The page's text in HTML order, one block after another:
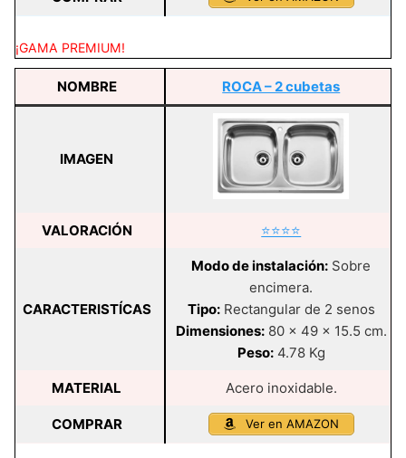
¡GAMA PREMIUM!
NOMBRE ROCA – 2 cubetas
IMAGEN
VALORACIÓN ⭐⭐⭐⭐
CARACTERISTÍCAS
Modo de instalación: Sobre
encimera.
Tipo:Rectangular de 2 senos
Dimensiones:80 x 49 x 15.5 cm.
Peso:4.78 Kg
MATERIAL Acero inoxidable.
COMPRAR Ver en AMAZON